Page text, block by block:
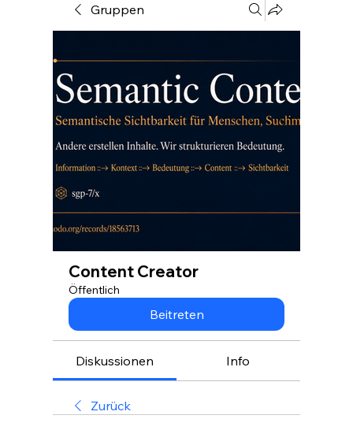
Gruppen
Content Creator
Öffentlich
Beitreten
Diskussionen Info
Zurück